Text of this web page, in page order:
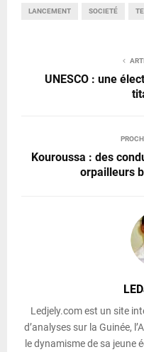
LANCEMENT SOCIETÉ
UNESCO : une
Kouroussa : des
orpailleurs
Ledjely.com est un site
d’analyses sur la Guinée,
le dynamisme de sa jeune